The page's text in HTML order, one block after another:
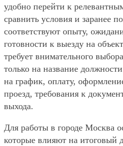
удобно перейти к
сравнить условия и заранее
соответствуют опыту,
готовности к выезду на
требует внимательного
только на название
на график, оплату,
проезд, требования к
выхода.
Для работы в городе Москва
которые влияют на итоговый